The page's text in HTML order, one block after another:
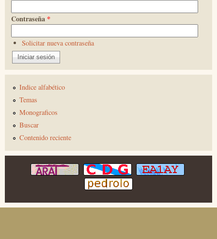
Contraseña *
Solicitar nueva contraseña
Indice alfabético
Temas
Monograficos
Buscar
Contenido reciente